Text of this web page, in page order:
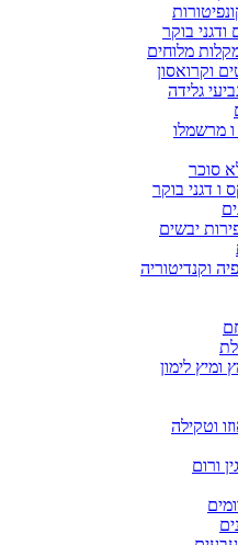
בוקר
מלוחים
וקרואסון
גלידה
ו מרשמלו
סוכר
ו דגני בוקר
יבשים
וקנדיטוריה
ומיץ לימון
וטקילה
ורום